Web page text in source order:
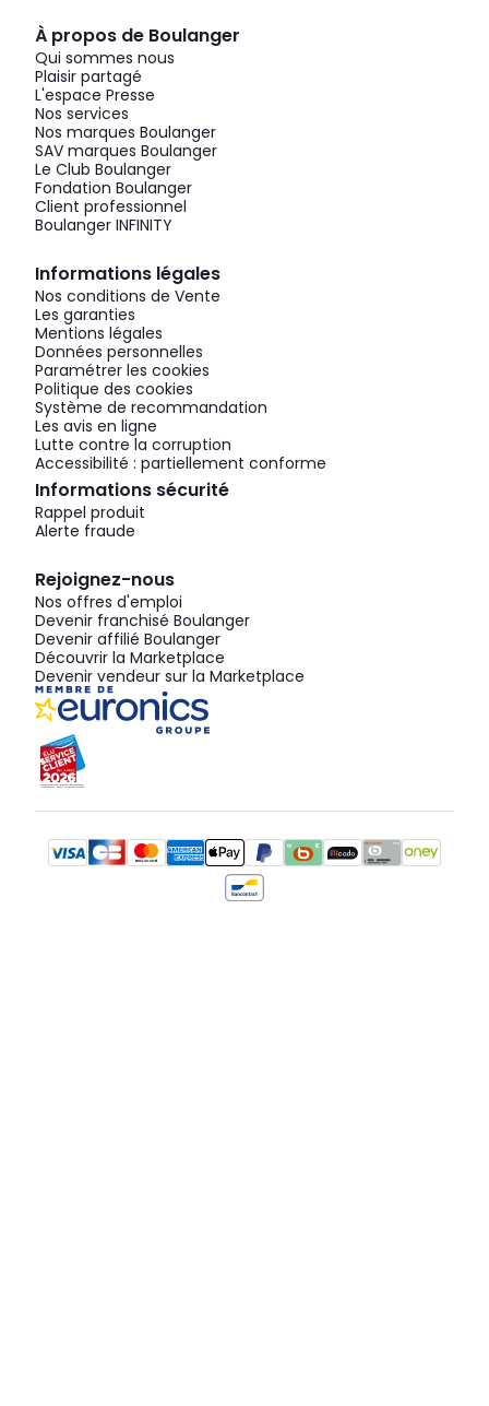
À propos de Boulanger
Qui sommes nous
Plaisir partagé
L'espace Presse
Nos services
Nos marques Boulanger
SAV marques Boulanger
Le Club Boulanger
Fondation Boulanger
Client professionnel
Boulanger INFINITY
Informations légales
Nos conditions de Vente
Les garanties
Mentions légales
Données personnelles
Paramétrer les cookies
Politique des cookies
Système de recommandation
Les avis en ligne
Lutte contre la corruption
Accessibilité : partiellement conforme
Informations sécurité
Rappel produit
Alerte fraude
Rejoignez-nous
Nos offres d'emploi
Devenir franchisé Boulanger
Devenir affilié Boulanger
Découvrir la Marketplace
Devenir vendeur sur la Marketplace